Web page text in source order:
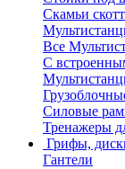
Скамьи
Все
С
Силовые
Тренажеры
Грифы,
Гантели